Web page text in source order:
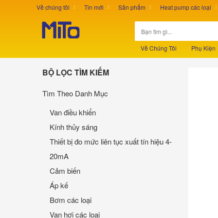
Về chúng tôi Tin mới Sản phẩm Heat pump các loại
Về Chúng Tôi Phụ Kiện
BỘ LỌC TÌM KIẾM
Tìm Theo Danh Mục
Van điều khiển
Kính thủy sáng
Thiết bị đo mức liên tục xuất tín hiệu 4-
20mA
Cảm biến
Áp kế
Bơm các loại
Van hơi các loại